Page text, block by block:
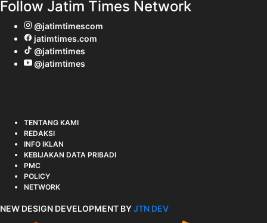
Follow Jatim Times Network
@jatimtimescom
jatimtimes.com
@jatimtimes
@jatimtimes
TENTANG KAMI
REDAKSI
INFO IKLAN
KEBIJAKAN DATA PRIBADI
PMC
POLICY
NETWORK
NEW DESIGN DEVELOPMENT BYJTN DEV